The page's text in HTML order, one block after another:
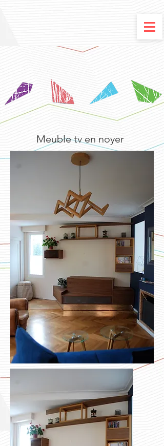
Meuble tv en noyer